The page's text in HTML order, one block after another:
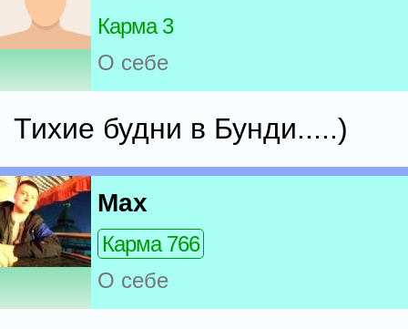
Карма 3
О себе
Тихие будни в Бунди.....)
Max
Карма 766
О себе